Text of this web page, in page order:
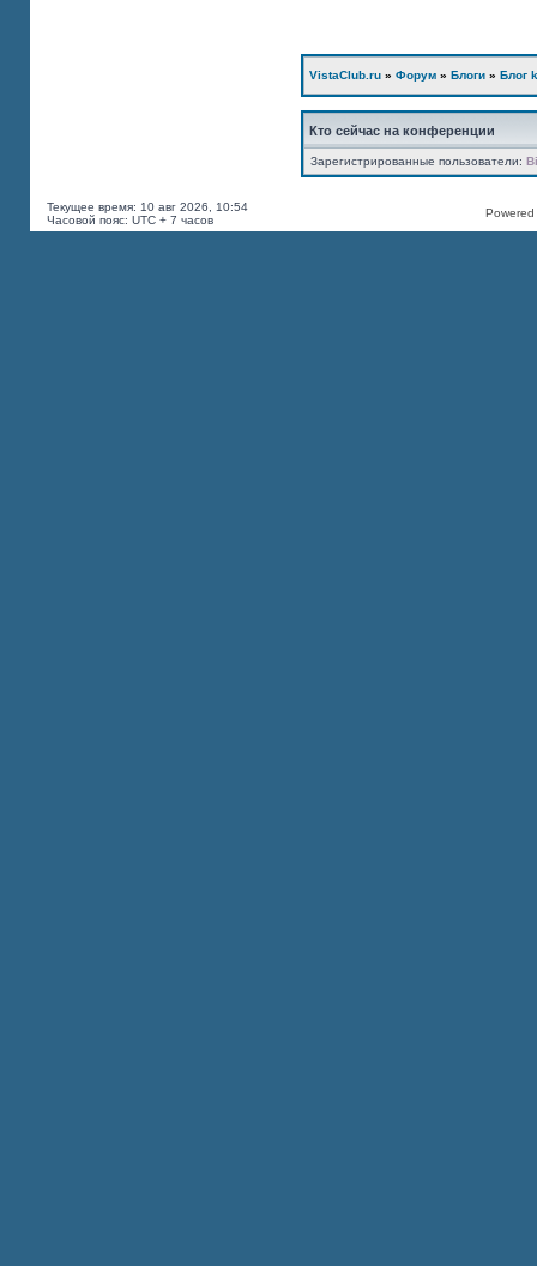
VistaClub.ru » Форум » Блоги » Блог
Кто сейчас на конференции
Зарегистрированные пользователи:
Текущее время: 10 авг 2026, 10:54
Часовой пояс: UTC + 7 часов